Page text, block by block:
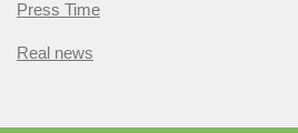
Press Time
Real news